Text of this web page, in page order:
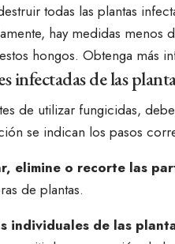
todas las plantas
hay medidas menos
hongos. Obtenga más
infectadas de las
de utilizar fungicidas,
se indican los pasos
elimine o recorte las
de plantas.
individuales de las